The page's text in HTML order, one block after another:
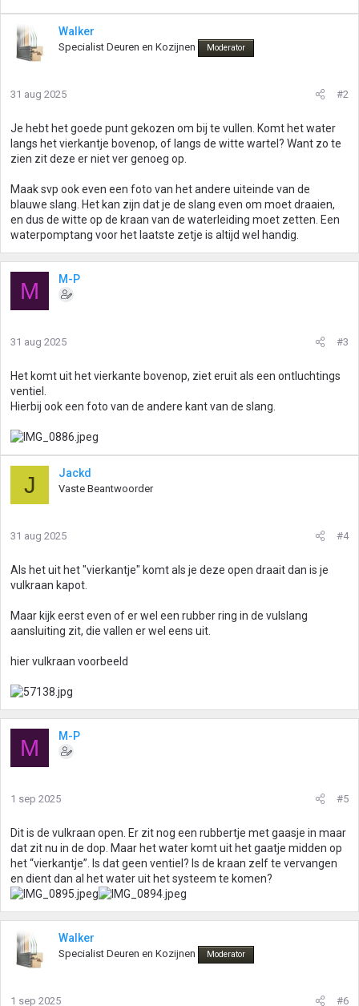
Walker
Specialist Deuren en Kozijnen Moderator
31 aug 2025 #2
Je hebt het goede punt gekozen om bij te vullen. Komt het water
langs het vierkantje bovenop, of langs de witte wartel? Want zo te
zien zit deze er niet ver genoeg op.
Maak svp ook even een foto van het andere uiteinde van de
blauwe slang. Het kan zijn dat je de slang even om moet draaien,
en dus de witte op de kraan van de waterleiding moet zetten. Een
waterpomptang voor het laatste zetje is altijd wel handig.
M M-P
31 aug 2025 #3
Het komt uit het vierkante bovenop, ziet eruit als een ontluchtings
ventiel.
Hierbij ook een foto van de andere kant van de slang.
J Jackd
Vaste Beantwoorder
31 aug 2025 #4
Als het uit het "vierkantje" komt als je deze open draait dan is je
vulkraan kapot.
Maar kijk eerst even of er wel een rubber ring in de vulslang
aansluiting zit, die vallen er wel eens uit.
hier vulkraan voorbeeld
M M-P
1 sep 2025 #5
Dit is de vulkraan open. Er zit nog een rubbertje met gaasje in maar
dat zit nu in de dop. Maar het water komt uit het gaatje midden op
het “vierkantje”. Is dat geen ventiel? Is de kraan zelf te vervangen
en dient dan al het water uit het systeem te komen?
Walker
Specialist Deuren en Kozijnen Moderator
1 sep 2025 #6